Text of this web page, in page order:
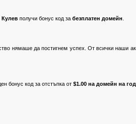
Кулев получи бонус код за безплатен домейн
нямаше да постигнем успех. От всички наши
бонус код за отстъпка от $1.00 на домейн на